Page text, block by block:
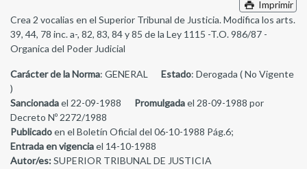
Imprimir
Crea 2 vocalias en el Superior Tribunal de Justicia. Modifica los arts.
39, 44, 78 inc. a-, 82, 83, 84 y 85 de la Ley 1115 -T.O. 986/87 -
Organica del Poder Judicial
Carácter de la Norma: GENERAL Estado: Derogada ( No Vigente
)
Sancionadael 22-09-1988 Promulgadael 28-09-1988 por
Decreto Nº 2272/1988
Publicadoen el Boletín Oficial del 06-10-1988 Pág.6;
Entrada en vigenciael 14-10-1988
Autor/es:SUPERIOR TRIBUNAL DE JUSTICIA